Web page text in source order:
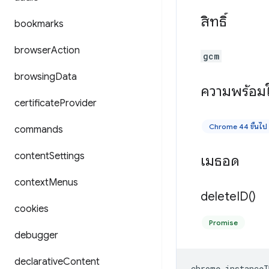
bookmarks
browserAction
browsingData
certificateProvider
commands
contentSettings
contextMenus
cookies
debugger
declarativeContent
สิทธิ์
gcm
ความพร้อม
Chrome 44 ขึ้นไป
เมธอด
deleteID()
Promise